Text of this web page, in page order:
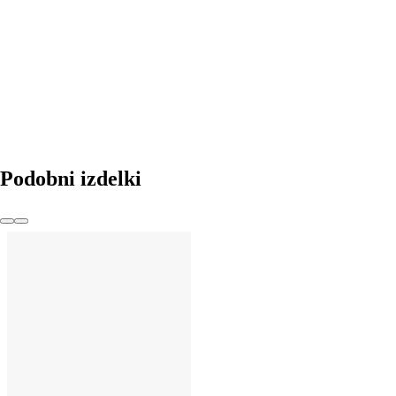
Podobni izdelki